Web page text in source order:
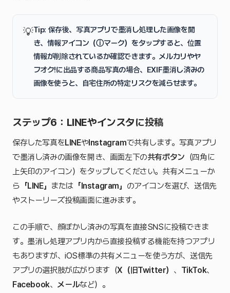
💡Tip: 保存後、写真アプリで墨消し処理した画像を開
き、 情報アイコン （ⓘマーク）をタップすると、位置
情報が削除されているか確認できます。メルカリやヤ
フオク!に出品する商品写真の場合、EXIF墨消し済みの
画像を使うと、自宅住所の特定リスクを減らせます。
ステップ6：LINEやインスタに投稿
保存した写真をLINEやInstagramで共有します。写真アプリ
で墨消し済みの画像を開き、画面左下の共有ボタン （四角に
上矢印のアイコン）をタップしてください。共有メニューか
ら 「LINE」 または 「Instagram」 のアイコンを選び、送信先
やストーリーズ投稿画面に進みます。
この手順で、顔ぼかし済みの写真を直接SNSに投稿できま
す。墨消し処理アプリ内から直接投稿する機能を持つアプリ
もありますが、iOS標準の共有メニューを使う方が、送信先
アプリの選択肢が広がります（X（旧Twitter） 、 TikTok、
Facebook、 メールなど）。